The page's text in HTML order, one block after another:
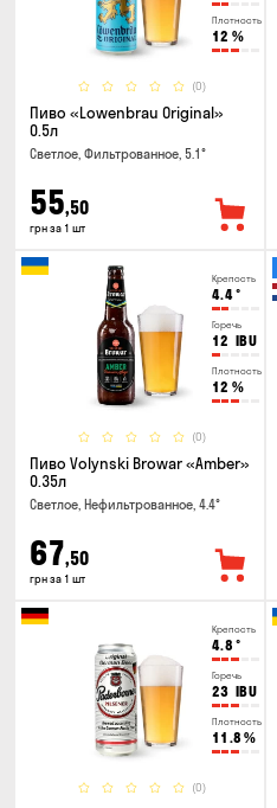
Плотность
12 %
(0)
Пиво «Lowenbrau Original»
0.5л
Светлое, Фильтрованное, 5.1°
55,50
грн за 1 шт
Крепость
4.4°
Горечь
12 IBU
Плотность
12 %
(0)
Пиво Volynski Browar «Amber»
0.35л
Светлое, Нефильтрованное, 4.4°
67,50
грн за 1 шт
Крепость
4.8 °
Горечь
23 IBU
Плотность
11.8 %
(0)